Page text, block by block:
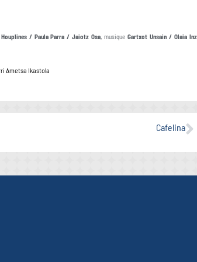
Houplines / Paula Parra / Jaiotz Osa, musiqueGartxot Unsain / Olaia
Ametsa Ikastola
Cafelina